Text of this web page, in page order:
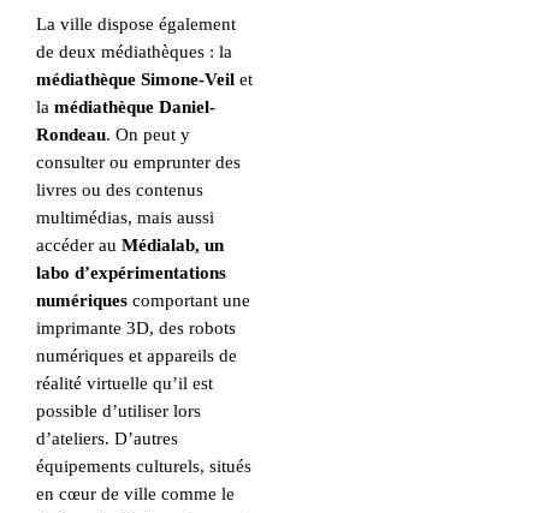
La ville dispose également
de deux médiathèques : la
médiathèque Simone-Veil et
la médiathèque Daniel-
Rondeau. On peut y
consulter ou emprunter des
livres ou des contenus
multimédias, mais aussi
accéder au Médialab, un
labo d’expérimentations
numériques comportant une
imprimante 3D, des robots
numériques et appareils de
réalité virtuelle qu’il est
possible d’utiliser lors
d’ateliers. D’autres
équipements culturels, situés
en cœur de ville comme le